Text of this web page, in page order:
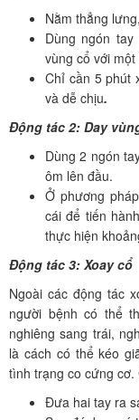
Nằm thẳng
Dùng ngón
vùng cổ với
Chỉ cần 5 phút
và dễ chịu.
Động tác 2: Day
Dùng 2 ngón
ôm lên đầu.
Ở phương
cái để tiến
thực hiện
Động tác 3: Xoay cổ
Ngoài các động tác
người bệnh có thể
nghiêng sang trái,
là cách có thể kéo
tình trạng co cứng cơ.
Đưa hai tay ra